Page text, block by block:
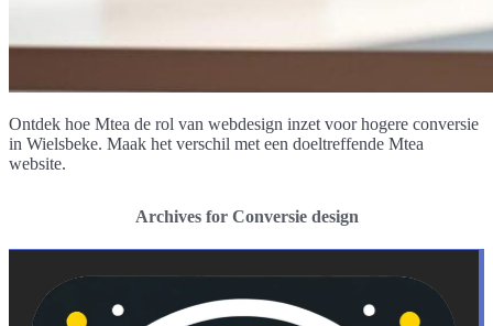
Ontdek hoe Mtea de rol van webdesign inzet voor hogere conversie
in Wielsbeke. Maak het verschil met een doeltreffende Mtea
website.
Archives for Conversie design